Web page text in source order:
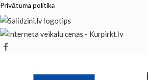
Privātuma politika